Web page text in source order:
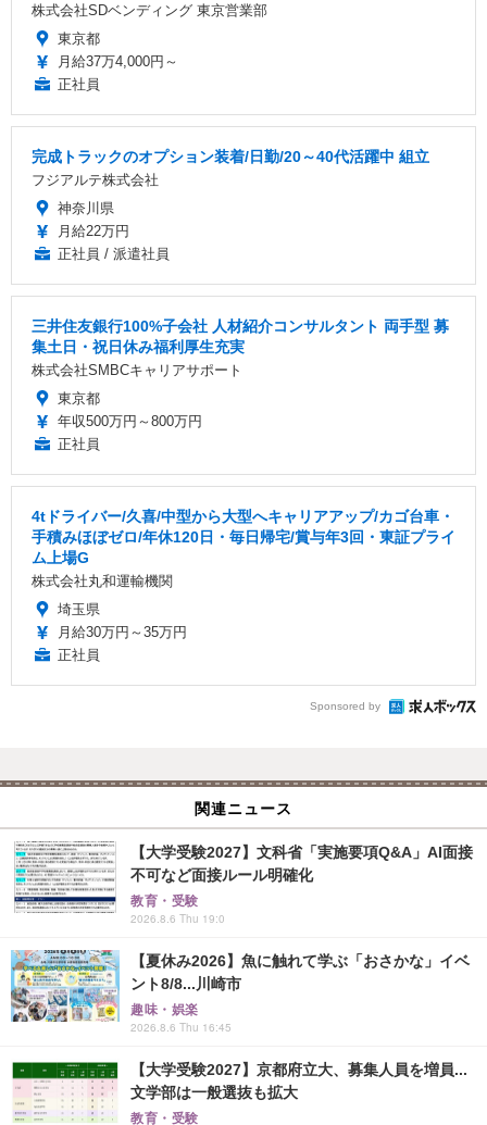
株式会社SDベンディング 東京営業部
東京都
月給37万4,000円～
正社員
完成トラックのオプション装着/日勤/20～40代活躍中 組立
フジアルテ株式会社
神奈川県
月給22万円
正社員 / 派遣社員
三井住友銀行100%子会社 人材紹介コンサルタント 両手型 募
集土日・祝日休み福利厚生充実
株式会社SMBCキャリアサポート
東京都
年収500万円～800万円
正社員
4tドライバー/久喜/中型から大型へキャリアアップ/カゴ台車・
手積みほぼゼロ/年休120日・毎日帰宅/賞与年3回・東証プライ
ム上場G
株式会社丸和運輸機関
埼玉県
月給30万円～35万円
正社員
Sponsored by
関連ニュース
【大学受験2027】文科省「実施要項Q&A」AI面接
不可など面接ルール明確化
教育・受験
2026.8.6 Thu 19:0
【夏休み2026】魚に触れて学ぶ「おさかな」イベ
ント8/8...川崎市
趣味・娯楽
2026.8.6 Thu 16:45
【大学受験2027】京都府立大、募集人員を増員...
文学部は一般選抜も拡大
教育・受験